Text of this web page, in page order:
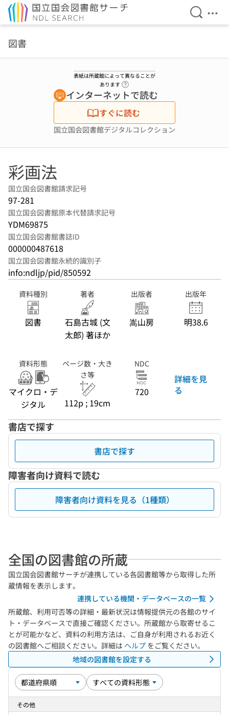
検索を
メ
図書
表紙は所蔵館によって異なることが
あります
インターネットで読む
すぐに読む
国立国会図書館デジタルコレクション
彩画法
国立国会図書館請求記号
97-281
国立国会図書館原本代替請求記号
YDM69875
国立国会図書館書誌ID
000000487618
国立国会図書館永続的識別子
info:ndljp/pid/850592
資料種別
図書
著者
石島古城 (文
太郎) 著ほか
出版者
嵩山房
出版年
明38.6
資料形態
マイクロ・デ
ジタル
ページ数・大き
さ等
112p ; 19cm
NDC
720
詳細を見
る
書店で探す
書店で探す
障害者向け資料で読む
障害者向け資料を見る（1種類）
全国の図書館の所蔵
国立国会図書館サーチが連携している各図書館等から取得した所
蔵情報を表示します。
連携している機関・データベースの一覧
所蔵館、利用可否等の詳細・最新状況は情報提供元の各館のサイ
ト・データベースで直接ご確認ください。所蔵館から取寄せるこ
とが可能かなど、資料の利用方法は、ご自身が利用されるお近く
の図書館へご相談ください。詳細は ヘルプ をご覧ください。
地域の図書館を設定する
その他